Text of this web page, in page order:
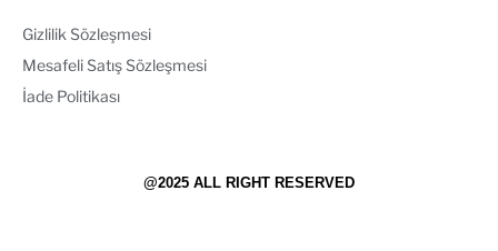
Gizlilik Sözleşmesi
Mesafeli Satış Sözleşmesi
İade Politikası
@2025 ALL RIGHT RESERVED